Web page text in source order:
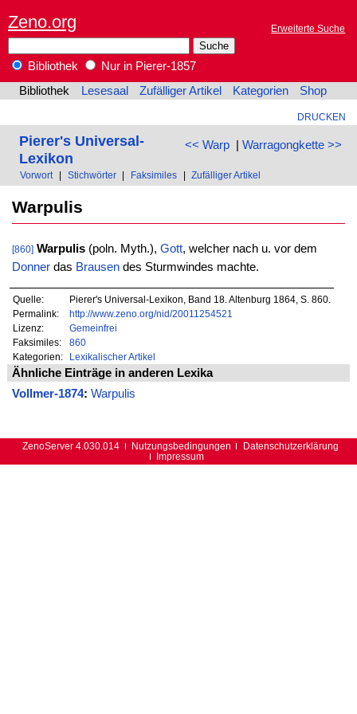
Zeno.org Erweiterte Suche
Bibliothek
Nur in Pierer-1857
Bibliothek
Lesesaal Zufälliger Artikel Kategorien Shop
DRUCKEN
<< Warp| Warragongkette >>
Pierer's Universal-
Lexikon
Vorwort Stichwörter Faksimiles Zufälliger Artikel
Warpulis
[860] Warpulis(poln. Myth.), Gott, welcher nach u. vor dem
Donnerdas Brausendes Sturmwindes machte.
Quelle:
Pierer's Universal-Lexikon, Band 18. Altenburg 1864, S. 860.
Permalink:
http://www.zeno.org/nid/20011254521
Lizenz:
Gemeinfrei
Faksimiles:
860
Kategorien:
Lexikalischer Artikel
Ähnliche Einträge in anderen Lexika
Vollmer-1874: Warpulis
ZenoServer 4.030.014 Nutzungsbedingungen
Datenschutzerklärung
Impressum